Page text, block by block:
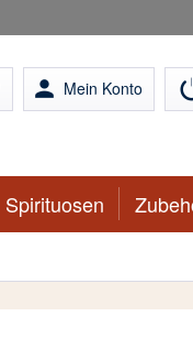
person Mein Konto
Spirituosen